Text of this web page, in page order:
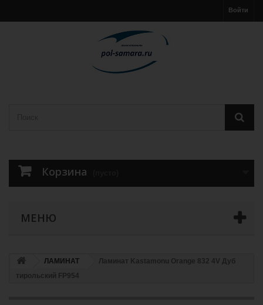
Войти
Корзина
МЕНЮ
ЛАМИНАТ
Ламинат Kastamonu Orange 832 4V Дуб
тирольский FP954